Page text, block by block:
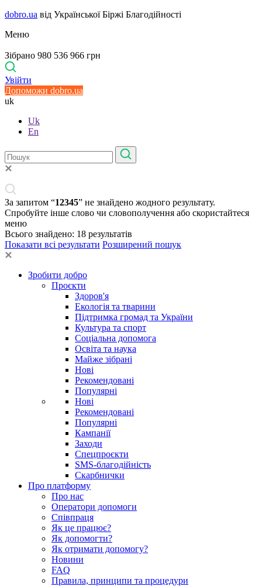
dobro.ua від Української Біржі Благодійності
Меню
Зібрано 980 536 966 грн
Увійти
Допоможи dobro.ua
uk
Uk
En
За запитом “12345” не знайдено жодного результату.
Спробуйте інше слово чи словополучення або скористайтеся
меню
Всього знайдено: 18 результатів
Показати всі результати Розширений пошук
Зробити добро
Проєкти
Здоров'я
Екологія та тварини
Підтримка громад та України
Культура та спорт
Соціальна допомога
Освіта та наука
Майже зібрані
Нові
Рекомендовані
Популярні
Нові
Рекомендовані
Популярні
Кампанії
Заходи
Спецпроєкти
SMS-благодійність
Скарбнички
Про платформу
Про нас
Оператори допомоги
Співпраця
Як це працює?
Як допомогти?
Як отримати допомогу?
Новини
FAQ
Правила, принципи та процедури